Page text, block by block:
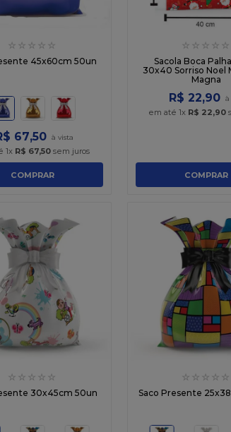
☆ ☆ ☆ ☆ ☆
45x60cm 50un
67,50
1x R$ 67,50 sem juros
COMPRAR
☆ ☆ ☆ ☆ ☆
Sacola Boca
30x40 Sorriso Noel
Magna
R$ 22,90
em até 1x R$ 22,90
COMPRAR
☆ ☆ ☆ ☆ ☆
30x45cm 50un
☆ ☆ ☆ ☆ ☆
Saco Presente